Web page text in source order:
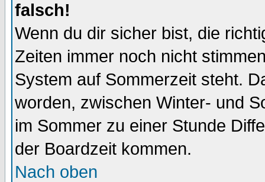
falsch!
Wenn du dir sicher bist, die
Zeiten immer noch nicht
System auf Sommerzeit steht.
worden, zwischen Winter- und
im Sommer zu einer Stunde
der Boardzeit kommen.
Nach oben